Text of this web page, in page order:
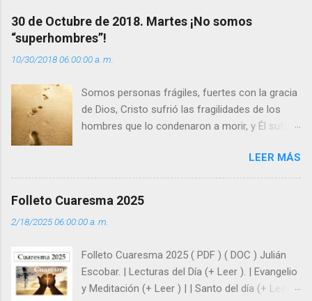
r
i
o
s
30 de Octubre de 2018. Martes ¡No somos
“superhombres”!
10/30/2018 06:00:00 a. m.
Somos personas frágiles, fuertes con la gracia
de Dios, Cristo sufrió las fragilidades de los
hombres que lo condenaron a morir, y Él sufrió
enseña Jesucristo? Que, si seguimos sus
huellas, sin ser superhombres, podemos
siempre está pendiente de nosotros. Amar es
y protegidos por nosotros. “ Señor, soy un
árbol sin frutos, pero tú me das la savia para
que al menos mis ramas y hojas den sombra
LEER MÁS
Folleto Cuaresma 2025
2/18/2025 06:00:00 a. m.
Folleto Cuaresma 2025 ( PDF ) ( DOC ) Julián
Escobar. | Lecturas del Día (+ Leer ). | Evangelio
y Meditación (+ Leer ) | | Santo del día (+ Leer )